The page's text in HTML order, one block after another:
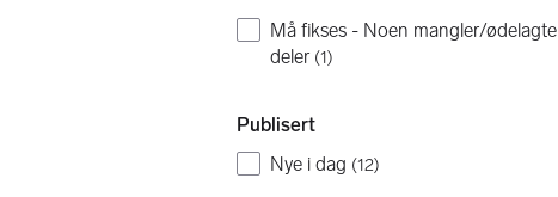
Må fikses - Noen mangler/ødelagte
deler (1)
Publisert
Nye i dag (12)